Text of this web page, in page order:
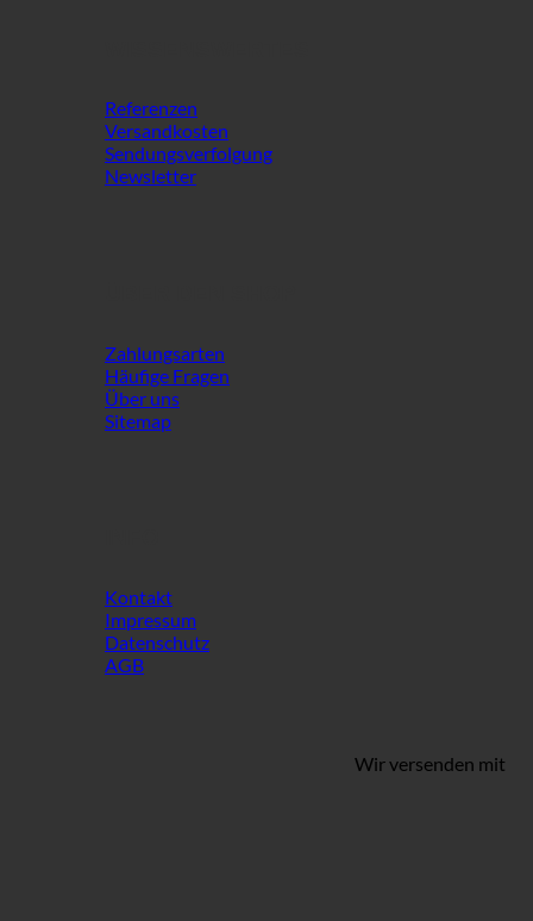
Referenzen
Versandkosten
Sendungsverfolgung
Newsletter
Zahlungsarten
Häufige Fragen
Über uns
Sitemap
Kontakt
Impressum
Datenschutz
AGB
Wir versenden mit